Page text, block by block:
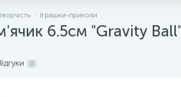
Господарські
Іграшки-приколи
6.5см "Gravity
0